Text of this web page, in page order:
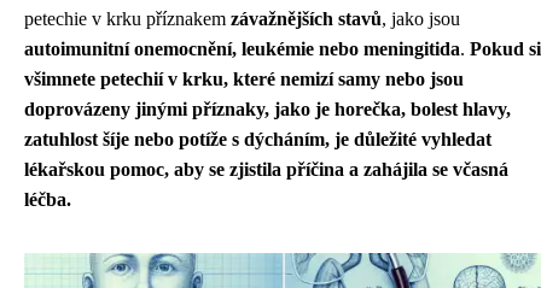
petechie v krku příznakem závažnějších stavů, jako jsou
autoimunitní onemocnění, leukémie nebo meningitida. Pokud si
všimnete petechií v krku, které nemizí samy nebo jsou
doprovázeny jinými příznaky, jako je horečka, bolest hlavy,
zatuhlost šíje nebo potíže s dýcháním, je důležité vyhledat
lékařskou pomoc, aby se zjistila příčina a zahájila se včasná
léčba.